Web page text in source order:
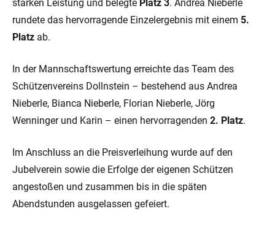
starken Leistung und belegte Platz 3. Andrea Nieberle
rundete das hervorragende Einzelergebnis mit einem 5.
Platz ab.
In der Mannschaftswertung erreichte das Team des
Schützenvereins Dollnstein – bestehend aus Andrea
Nieberle, Bianca Nieberle, Florian Nieberle, Jörg
Wenninger und Karin – einen hervorragenden 2. Platz.
Im Anschluss an die Preisverleihung wurde auf den
Jubelverein sowie die Erfolge der eigenen Schützen
angestoßen und zusammen bis in die späten
Abendstunden ausgelassen gefeiert.